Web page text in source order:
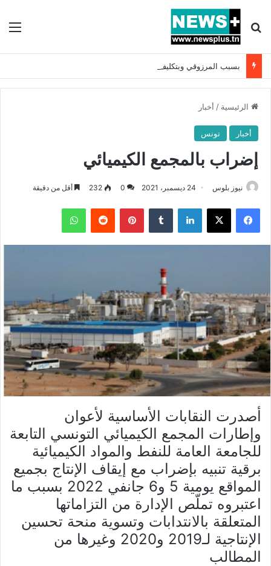
بحث عن
الرئيسية / أخبار
أخبار تونس
إضراب بالمجمع الكيميائي
نيوز بلوس 24 ديسمبر، 2021 0
232 أقل من دقيقة
فيسبوك X لينكدإن بينتيريست واتساب
أصدرت النقابات الأساسية لأعوان
وإطارات المجمع الكيميائي التونسي التابعة
للجامعة العامة للنفط والمواد الكيميائية
برقية تنبيه بإضراب مع إيقاف الإنتاج بجميع
المواقع يومية 5 و6 جانفي 2022 بسبب ما
اعتبروه تملّص الإدارة من التزاماتها
المتعلقة بالانتدابات وتسوية منحة تحسين
الإنتاجية لـ2019 و2020 وغيرها من
المطالب